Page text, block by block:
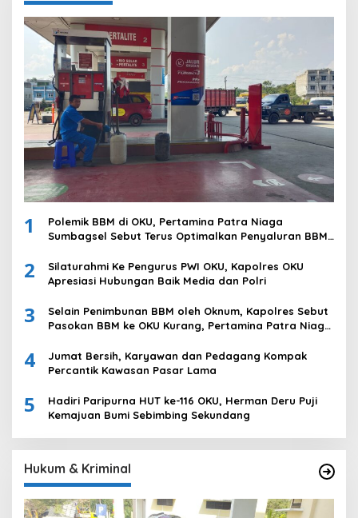
1
Polemik BBM di OKU, Pertamina Patra Niaga
Sumbagsel Sebut Terus Optimalkan Penyaluran BBM
Komering Ulu
2
Silaturahmi Ke Pengurus PWI OKU, Kapolres OKU
Apresiasi Hubungan Baik Media dan Polri
3
Selain Penimbunan BBM oleh Oknum, Kapolres Sebut
Pasokan BBM ke OKU Kurang, Pertamina Patra Niaga
4
Jumat Bersih, Karyawan dan Pedagang Kompak
Percantik Kawasan Pasar Lama
5
Hadiri Paripurna HUT ke-116 OKU, Herman Deru Puji
Kemajuan Bumi Sebimbing Sekundang
Hukum & Kriminal